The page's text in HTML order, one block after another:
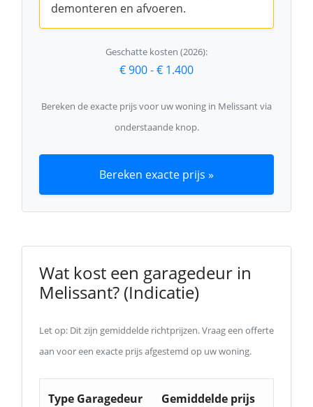
demonteren en afvoeren.
Geschatte kosten (2026):
€ 900-€ 1.400
Bereken de exacte prijs voor uw woning in Melissant via
onderstaande knop.
Bereken exacte prijs »
Wat kost een garagedeur in
Melissant? (Indicatie)
Let op: Dit zijn gemiddelde richtprijzen. Vraag een offerte
aan voor een exacte prijs afgestemd op uw woning.
Type Garagedeur
Gemiddelde prijs